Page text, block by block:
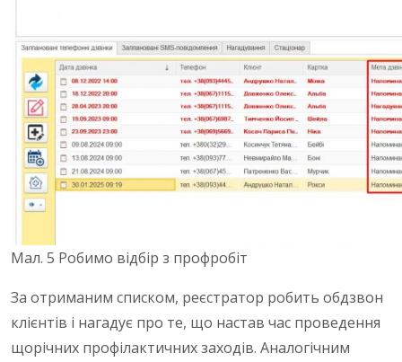
Мал. 5 Робимо відбір з профробіт
За отриманим списком, реєстратор робить обдзвон
клієнтів і нагадує про те, що настав час проведення
щорічних профілактичних заходів. Аналогічним